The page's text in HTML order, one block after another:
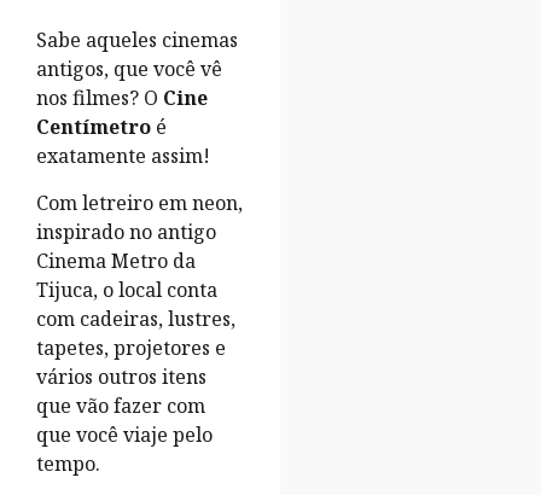
Sabe aqueles cinemas
antigos, que você vê
nos filmes? O Cine
Centímetro é
exatamente assim!
Com letreiro em neon,
inspirado no antigo
Cinema Metro da
Tijuca, o local conta
com cadeiras, lustres,
tapetes, projetores e
vários outros itens
que vão fazer com
que você viaje pelo
tempo.